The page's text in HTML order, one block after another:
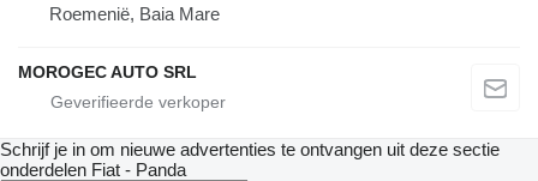
Roemenië, Baia Mare
MOROGEC AUTO SRL
Schrijf je in om nieuwe advertenties te ontvangen uit deze sectie
onderdelen Fiat - Panda